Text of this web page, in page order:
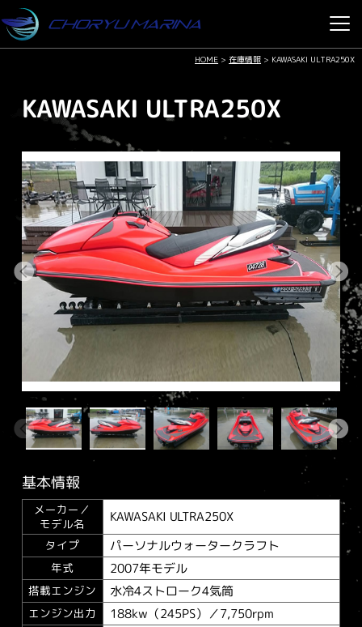
HOME > 在庫情報 > KAWASAKI ULTRA250X
KAWASAKI ULTRA250X
基本情報
メーカー／
モデル名
KAWASAKI ULTRA250X
タイプ パーソナルウォータークラフト
年式 2007年モデル
搭載エンジン 水冷4ストローク4気筒
エンジン出力 188kw（245PS）／7,750rpm